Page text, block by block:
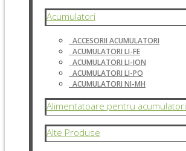
Acumulatori
ACCESORII ACUMULATORI
ACUMULATORI LI-FE
ACUMULATORI LI-ION
ACUMULATORI LI-PO
ACUMULATORI NI-MH
Alimentatoare pentru acumulatori
Alte Produse